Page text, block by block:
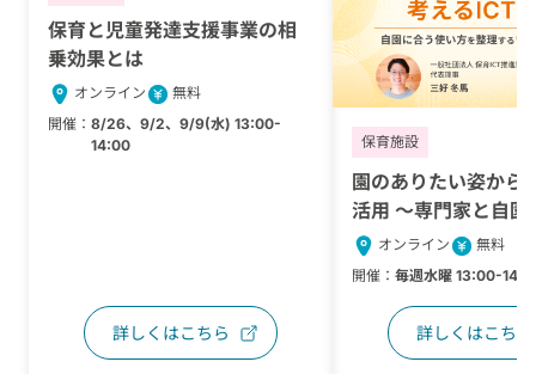
保育と児童発達支援事業の相
乗効果とは
オンライン
無料
開催： 8/26、9/2、9/9(水) 13:00-
14:00
詳しくはこちら
保育施設
園のありたい姿から
活用 〜専門家と自園
い方を整理するワー
プ〜
オンライン
無料
開催： 毎週水曜 13:00-
詳しくはこちら